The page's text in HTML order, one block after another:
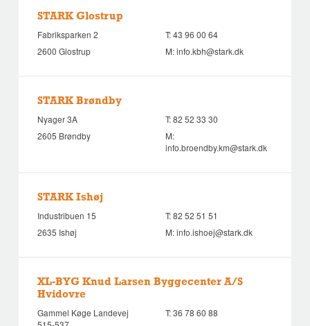
STARK Glostrup
Fabriksparken 2
2600 Glostrup
T:43 96 00 64
M:info.kbh@stark.dk
STARK Brøndby
Nyager 3A
2605 Brøndby
T:82 52 33 30
M:
info.broendby.km@stark.dk
STARK Ishøj
Industribuen 15
2635 Ishøj
T:82 52 51 51
M:info.ishoej@stark.dk
XL-BYG Knud Larsen Byggecenter A/S
Hvidovre
Gammel Køge Landevej
T:36 78 60 88